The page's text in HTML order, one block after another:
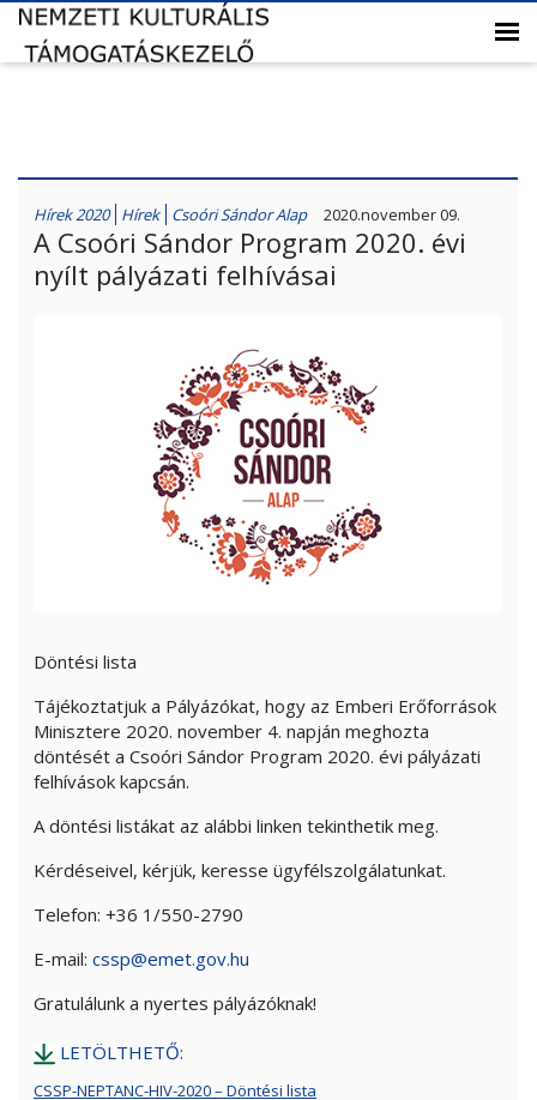
Hírek 2020 Hírek Csoóri Sándor Alap 2020.november 09.
A Csoóri Sándor Program 2020. évi
nyílt pályázati felhívásai
Döntési lista
Tájékoztatjuk a Pályázókat, hogy az Emberi Erőforrások
Minisztere 2020. november 4. napján meghozta
döntését a Csoóri Sándor Program 2020. évi pályázati
felhívások kapcsán.
A döntési listákat az alábbi linken tekinthetik meg.
Kérdéseivel, kérjük, keresse ügyfélszolgálatunkat.
Telefon: +36 1/550-2790
E-mail: cssp@emet.gov.hu
Gratulálunk a nyertes pályázóknak!
LETÖLTHETŐ:
CSSP-NEPTANC-HIV-2020 – Döntési lista